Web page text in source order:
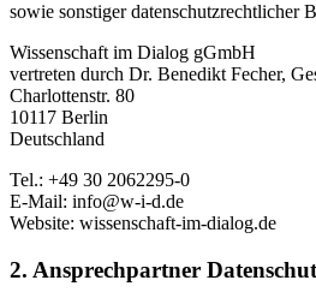
sowie sonstiger datenschutzrechtlicher
Wissenschaft im Dialog gGmbH
vertreten durch Dr. Benedikt Fecher,
Charlottenstr. 80
10117 Berlin
Deutschland
Tel.: +49 30 2062295-0
E-Mail: info@w-i-d.de
Website: wissenschaft-im-dialog.de
2. Ansprechpartner